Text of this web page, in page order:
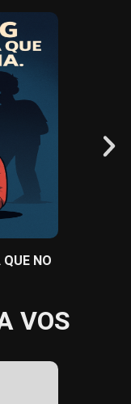
NO
VOS